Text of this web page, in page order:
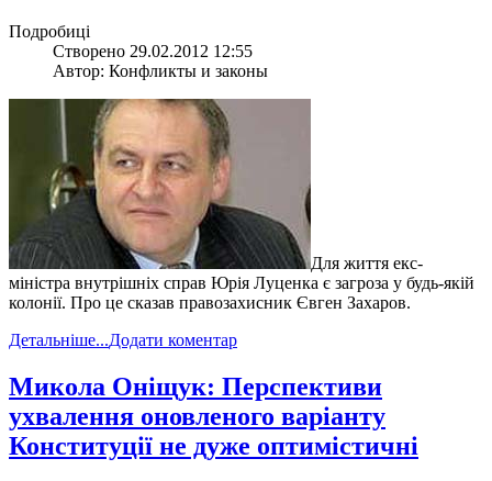
Подробиці
Створено 29.02.2012 12:55
Автор: Конфликты и законы
Для життя екс-
міністра внутрішніх справ Юрія Луценка є загроза у будь-якій
колонії. Про це сказав правозахисник Євген Захаров.
Детальніше...Додати коментар
Микола Оніщук: Перспективи
ухвалення оновленого варіанту
Конституції не дуже оптимістичні